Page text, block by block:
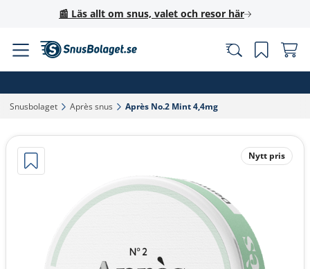
📰 Läs allt om snus, valet och resor här
Snusbolaget‎ Après snus‎ Après No.2 Mint 4,4mg‎
Nytt pris